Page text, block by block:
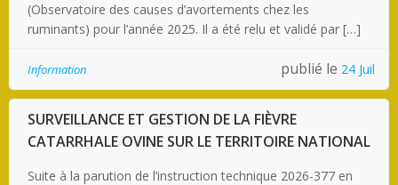
(Observatoire des causes d’avortements chez les
ruminants) pour l’année 2025. Il a été relu et validé par […]
Information publié le 24 Juil
SURVEILLANCE ET GESTION DE LA FIÈVRE
CATARRHALE OVINE SUR LE TERRITOIRE NATIONAL
Suite à la parution de l’instruction technique 2026-377 en